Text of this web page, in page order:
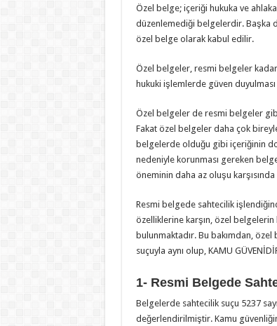
Özel belge; içeriği hukuka ve
düzenlemediği belgelerdir. Başka
özel belge olarak kabul edilir.
Özel belgeler, resmi belgeler
hukuki işlemlerde güven
Özel belgeler de resmi belgeler
Fakat özel belgeler daha çok
belgelerde olduğu gibi içeriğinin
nedeniyle korunması gereken
öneminin daha az oluşu
Resmi belgede sahtecilik
özelliklerine karşın, özel
bulunmaktadır. Bu bakımdan,
suçuyla aynı olup, KAMU
1- Resmi Belgede Sa
Belgelerde sahtecilik suçu 5237
değerlendirilmiştir. Kamu